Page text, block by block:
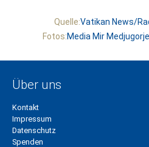
Quelle:Vatikan News/
Fotos:Media Mir
Über uns
Kontakt
Impressum
Datenschutz
Spenden